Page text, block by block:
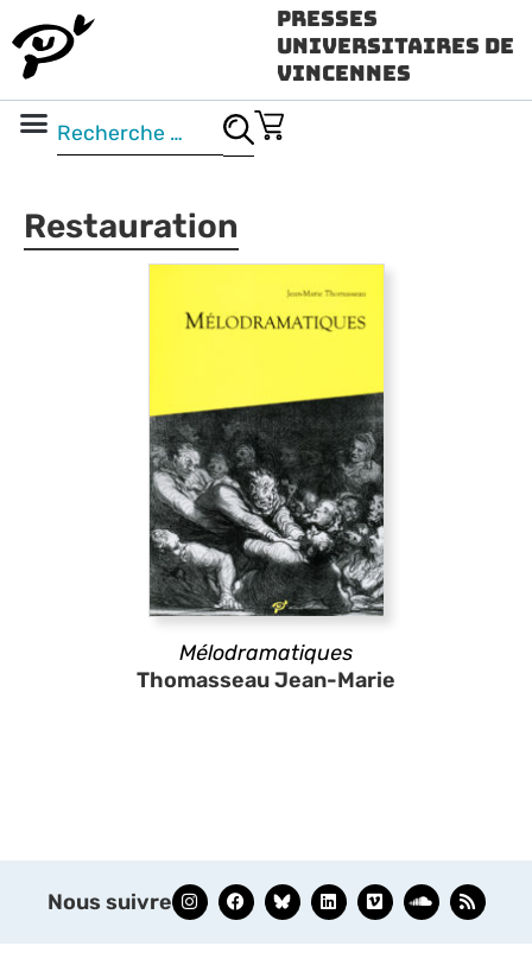
Presses
Universitaires de
Vincennes
Restauration
Mélodramatiques
Thomasseau Jean-Marie
Nous suivre